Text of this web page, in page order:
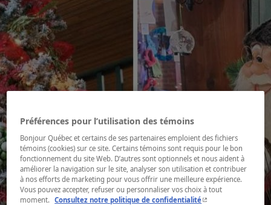
Préférences pour l’utilisation des témoins
Bonjour Québec et certains de ses partenaires emploient des fichiers
témoins (cookies) sur ce site. Certains témoins sont requis pour le bon
fonctionnement du site Web. D’autres sont optionnels et nous aident à
améliorer la navigation sur le site, analyser son utilisation et contribuer
à nos efforts de marketing pour vous offrir une meilleure expérience.
Vous pouvez accepter, refuser ou personnaliser vos choix à tout
moment.
Consultez notre politique de confidentialité- Cet hyperlien